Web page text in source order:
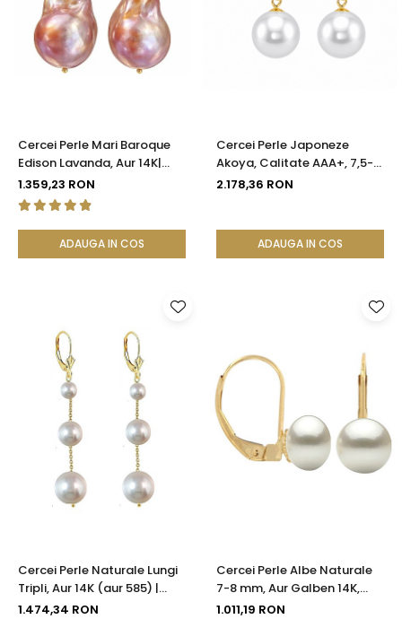
Cercei Perle Mari Baroque
Edison Lavanda, Aur 14K|
KASKADDA®
1.359,23 RON
ADAUGA IN COS
Cercei Perle Japoneze
Akoya, Calitate AAA+, 7,5-8
mm și Aur Galben 14K |
2.178,36 RON
ADAUGA IN COS
Cercei Perle Naturale Lungi
Tripli, Aur 14K (aur 585) |
KASKADDA®
1.474,34 RON
Cercei Perle Albe Naturale
7-8 mm, Aur Galben 14K,
Formă Buton, Tortiță Închisă
1.011,19 RON